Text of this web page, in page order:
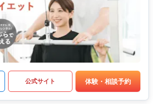
公式サイト 体験・相談予約